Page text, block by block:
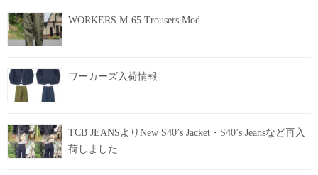
WORKERS M-65 Trousers Mod
ワーカーズ入荷情報
TCB JEANSよりNew S40’s Jacket・S40’s Jeansなど再入
荷しました